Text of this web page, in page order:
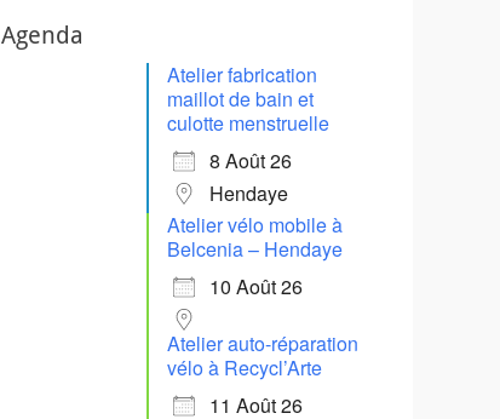
Agenda
Atelier fabrication
maillot de bain et
culotte menstruelle
8 Août 26
Hendaye
Atelier vélo mobile à
Belcenia – Hendaye
10 Août 26
Atelier auto-réparation
vélo à Recycl’Arte
11 Août 26